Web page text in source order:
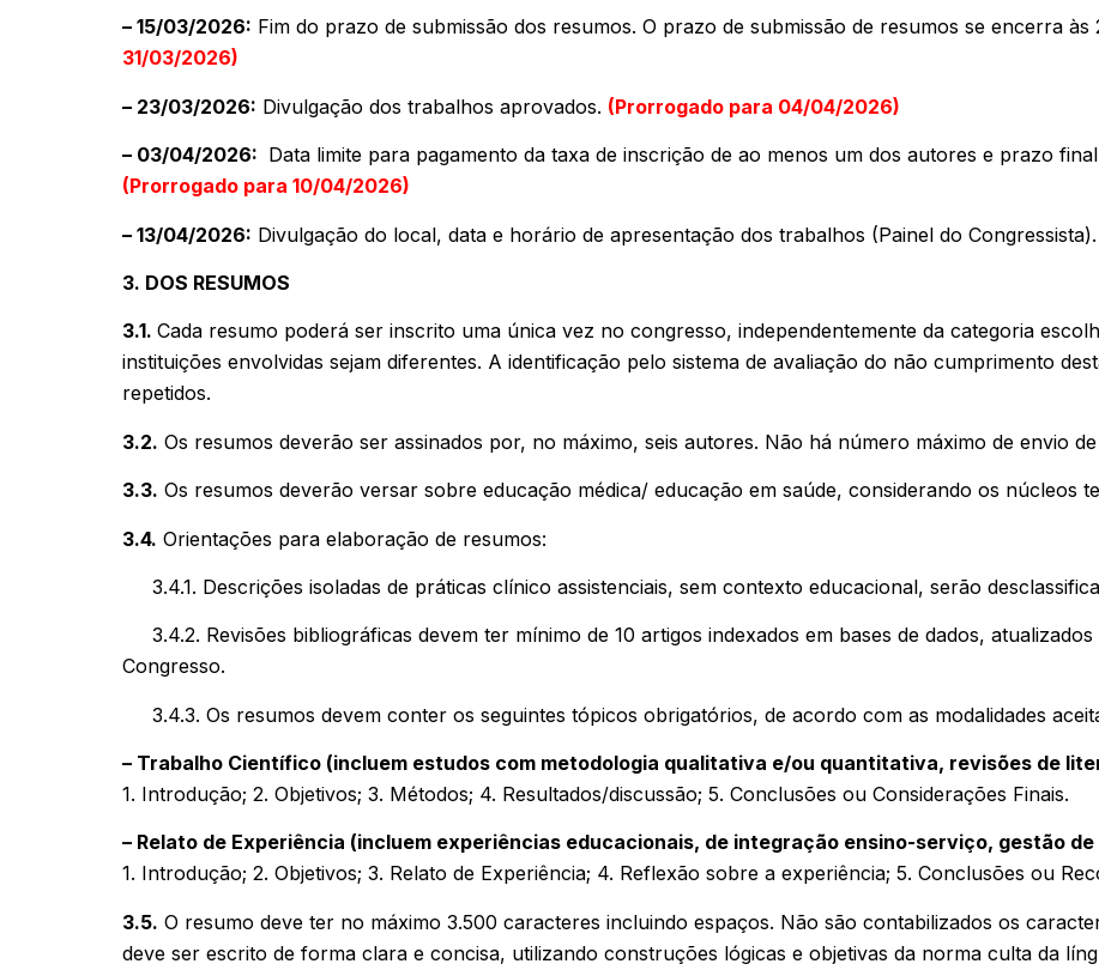
– 15/03/2026: Fim do prazo de submissão dos resumos. O prazo de submissão de resumos se encerra às
31/03/2026)
– 23/03/2026: Divulgação dos trabalhos aprovados. (Prorrogado para 04/04/2026)
– 03/04/2026: Data limite para pagamento da taxa de inscrição de ao menos um dos autores e prazo
(Prorrogado para 10/04/2026)
– 13/04/2026: Divulgação do local, data e horário de apresentação dos trabalhos (Painel do Congressista).
3. DOS RESUMOS
3.1. Cada resumo poderá ser inscrito uma única vez no congresso, independentemente da categoria
instituições envolvidas sejam diferentes. A identificação pelo sistema de avaliação do não cumprimento
repetidos.
3.2. Os resumos deverão ser assinados por, no máximo, seis autores. Não há número máximo de envio
3.3. Os resumos deverão versar sobre educação médica/ educação em saúde, considerando os núcleos
3.4. Orientações para elaboração de resumos:
3.4.1. Descrições isoladas de práticas clínico assistenciais, sem contexto educacional, serão
3.4.2. Revisões bibliográficas devem ter mínimo de 10 artigos indexados em bases de dados,
Congresso.
3.4.3. Os resumos devem conter os seguintes tópicos obrigatórios, de acordo com as modalidades
– Trabalho Científico (incluem estudos com metodologia qualitativa e/ou quantitativa, revisões de
1. Introdução; 2. Objetivos; 3. Métodos; 4. Resultados/discussão; 5. Conclusões ou Considerações Finais.
– Relato de Experiência (incluem experiências educacionais, de integração ensino-serviço, gestão
1. Introdução; 2. Objetivos; 3. Relato de Experiência; 4. Reflexão sobre a experiência; 5. Conclusões ou
3.5. O resumo deve ter no máximo 3.500 caracteres incluindo espaços. Não são contabilizados os
deve ser escrito de forma clara e concisa, utilizando construções lógicas e objetivas da norma culta da